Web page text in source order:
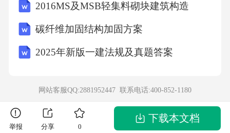
2016MS及MSB轻集料砌块建筑构造
碳纤维加固结构加固方案
2025年新版一建法规及真题答案
网站客服QQ:2881952447 联系电话:400-852-1180
举报 分享 0
下载本文档